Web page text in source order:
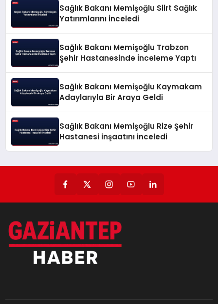
Sağlık Bakanı Memişoğlu Siirt Sağlık
Yatırımlarını İnceledi
Sağlık Bakanı Memişoğlu Trabzon
Şehir Hastanesinde İnceleme Yaptı
Sağlık Bakanı Memişoğlu Kaymakam
Adaylarıyla Bir Araya Geldi
Sağlık Bakanı Memişoğlu Rize Şehir
Hastanesi inşaatını inceledi